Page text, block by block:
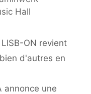
Hall
ON revient
d'autres en
annonce une